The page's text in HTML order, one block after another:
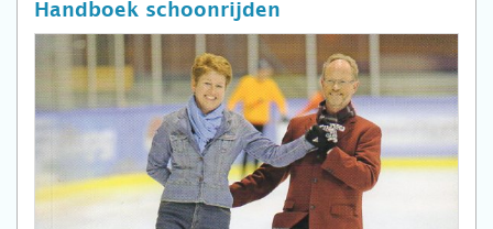
Handboek schoonrijden